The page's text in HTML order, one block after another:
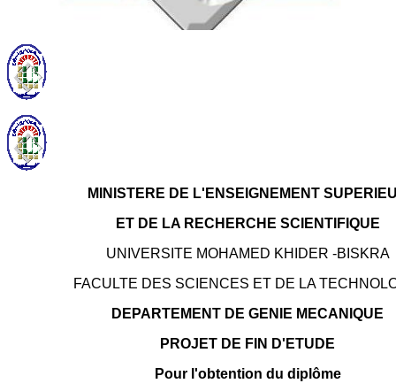
MINISTERE DE L'ENSEIGNEMENT
ET DE LA RECHERCHE SCIENTIFIQUE
UNIVERSITE MOHAMED KHIDER -BISKRA
FACULTE DES SCIENCES ET DE LA
DEPARTEMENT DE GENIE MECANIQUE
PROJET DE FIN D'ETUDE
Pour l'obtention du diplôme